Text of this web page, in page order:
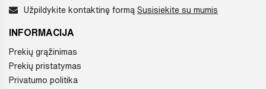
Užpildykite kontaktinę formą Susisiekite su mumis
INFORMACIJA
Prekių grąžinimas
Prekių pristatymas
Privatumo politika